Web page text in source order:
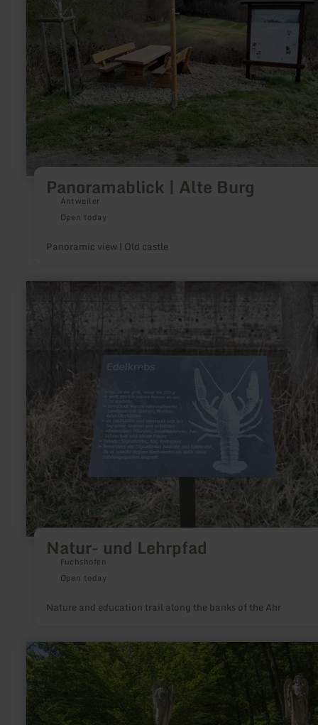
Panoramablick | Alte Burg
Antweiler
Open today
Panoramic view | Old castle
Natur- und Lehrpfad
Fuchshofen
Open today
Nature and education trail along the banks of the Ahr
about:
Natur-
und
learn
more
about:
Neo-
gothic
Adenauer
Kreuzweg